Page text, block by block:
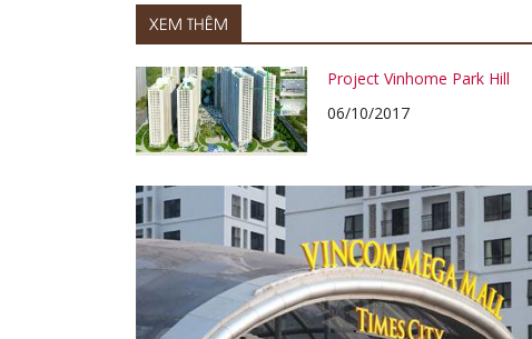
XEM THÊM
Project Vinhome Park Hill
06/10/2017